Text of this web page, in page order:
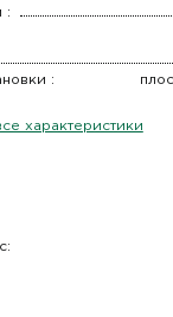
:
:
характеристики